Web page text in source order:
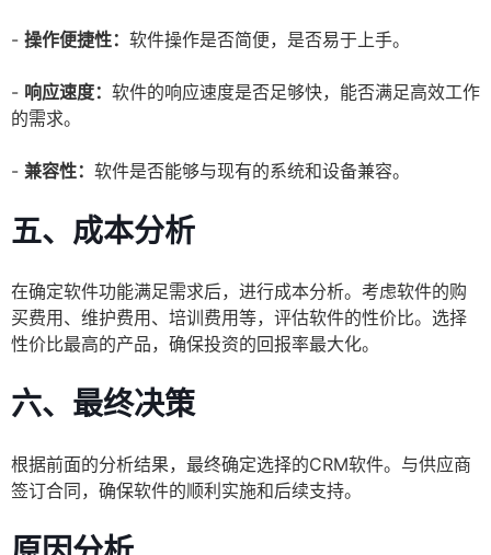
- 操作便捷性： 软件操作是否简便，是否易于上手。
- 响应速度： 软件的响应速度是否足够快，能否满足高效工作
的需求。
- 兼容性： 软件是否能够与现有的系统和设备兼容。
五、成本分析
在确定软件功能满足需求后，进行成本分析。考虑软件的购
买费用、维护费用、培训费用等，评估软件的性价比。选择
性价比最高的产品，确保投资的回报率最大化。
六、最终决策
根据前面的分析结果，最终确定选择的CRM软件。与供应商
签订合同，确保软件的顺利实施和后续支持。